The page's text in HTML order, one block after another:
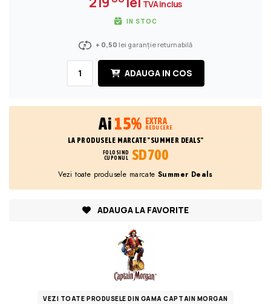
TVA inclus
IN STOC
+ 0,50 lei garanție returnabilă
ADAUGA IN COS
Ai15% EXTRA
REDUCERE
LA PRODUSELE MARCATE "SUMMER DEALS"
FOLOSIND
CUPONUL
SD700
Vezi toate produsele marcate Summer Deals
ADAUGA LA FAVORITE
VEZI TOATE PRODUSELE DIN GAMA CAPTAIN MORGAN